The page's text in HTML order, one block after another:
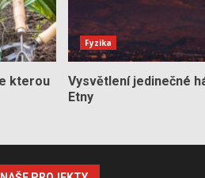
kterou
Fyzika
Vysvětlení jedinečné
Etny